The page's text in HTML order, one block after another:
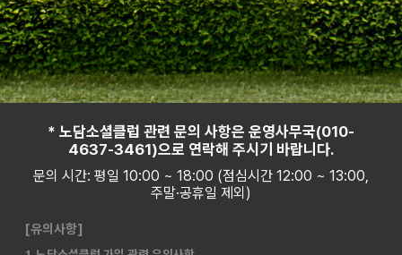
* 노담소셜클럽 관련 문의 사항은 운영사무국(010-
4637-3461)으로 연락해 주시기 바랍니다.
문의 시간: 평일 10:00 ~ 18:00 (점심시간 12:00 ~ 13:00,
주말·공휴일 제외)
[유의사항]